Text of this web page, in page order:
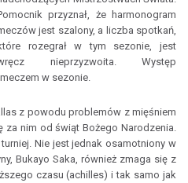
przyznał, że harmonogram
jest szalony, a liczba spotkań,
rozegrał w tym sezonie, jest
nieprzyzwoita. Występ
w sezonie.
z powodu problemów z mięśniem
za nim od świąt Bożego Narodzenia.
Nie jest jednak osamotniony w
Bukayo Saka, również zmaga się z
czasu (achilles) i tak samo jak